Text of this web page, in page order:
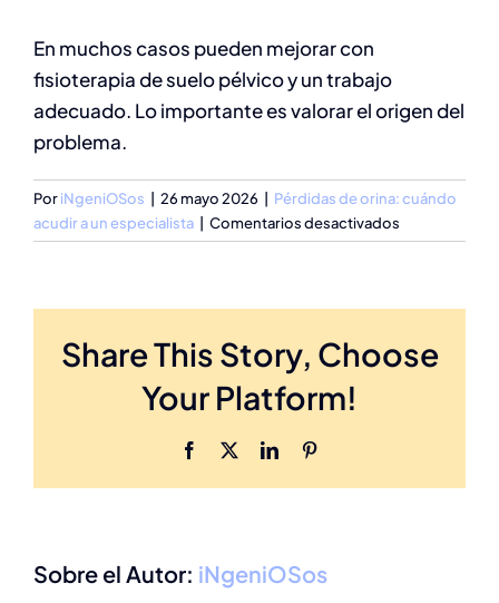
En muchos casos pueden mejorar con
fisioterapia de suelo pélvico y un trabajo
adecuado. Lo importante es valorar el origen del
problema.
PoriNgeniOSos 26 mayo 2026
Pérdidas de orina: cuándo
acudir a un especialista
Comentarios desactivados
¿Las
solución?
Share This Story, Choose
Your Platform!
Facebook LinkedIn
Sobre el Autor: iNgeniOSos